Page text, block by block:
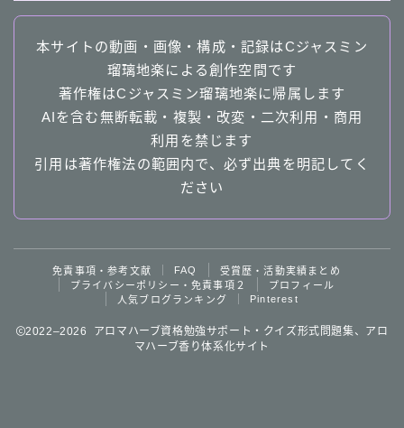
Follow Me
本サイトの動画・画像・構成・記録はCジャスミン
瑠璃地楽による創作空間です
著作権はCジャスミン瑠璃地楽に帰属します
AIを含む無断転載・複製・改変・二次利用・商用
利用を禁じます
引用は著作権法の範囲内で、必ず出典を明記してく
ださい
免責事項・参考文献 FAQ
受賞歴・活動実績まとめ
プライバシーポリシー・免責事項２
プロフィール
人気ブログランキング
Pinterest
2022–2026 アロマハーブ資格勉強サポート・クイズ形式問題集、アロ
マハーブ香り体系化サイト